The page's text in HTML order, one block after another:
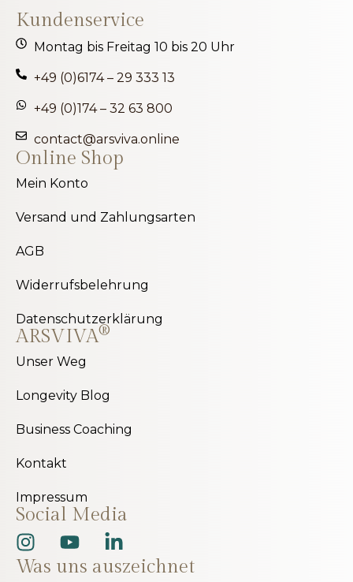
Kundenservice
Montag bis Freitag 10 bis 20 Uhr
+49 (0)6174 – 29 333 13
+49 (0)174 – 32 63 800
contact@arsviva.online
Online Shop
Mein Konto
Versand und Zahlungsarten
AGB
Widerrufsbelehrung
Datenschutzerklärung
ARSVIVA®
Unser Weg
Longevity Blog
Business Coaching
Kontakt
Impressum
Social Media
Was uns auszeichnet